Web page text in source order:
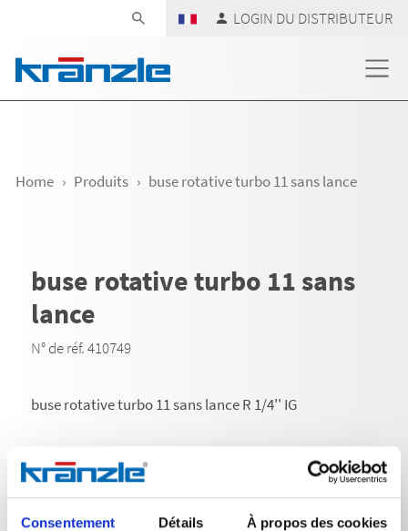
Consentement Détails À propos des cookies
LOGIN DU DISTRIBUTEUR
Home Produits buse rotative turbo 11 sans lance
buse rotative turbo 11 sans
lance
N° de réf. 410749
buse rotative turbo 11 sans lance R 1/4'' IG